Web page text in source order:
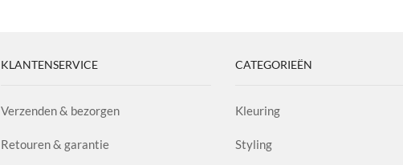
KLANTENSERVICE
Verzenden & bezorgen
Retouren & garantie
CATEGORIEËN
Kleuring
Styling